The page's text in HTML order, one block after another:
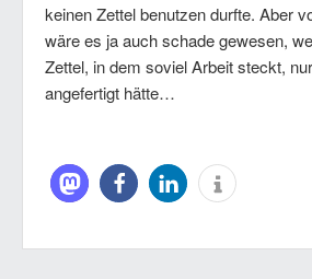
keinen Zettel benutzen durfte. Aber
wäre es ja auch schade gewesen,
Zettel, in dem soviel Arbeit steckt,
angefertigt hätte…